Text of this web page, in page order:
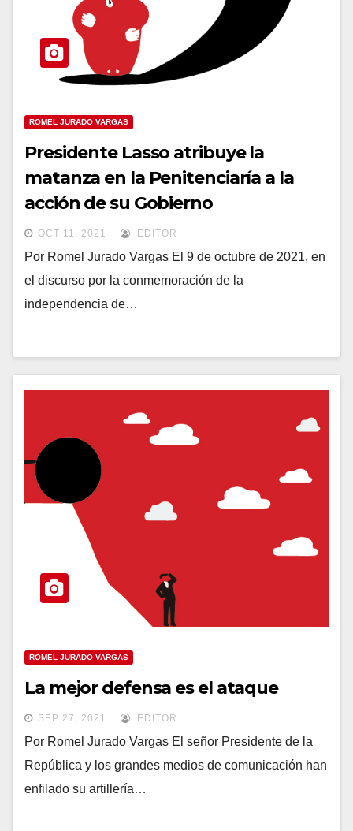
ROMEL JURADO VARGAS
Presidente Lasso atribuye la
matanza en la Penitenciaría a la
acción de su Gobierno
OCT 11, 2021 EDITOR
Por Romel Jurado Vargas El 9 de octubre de 2021, en
el discurso por la conmemoración de la
independencia de…
ROMEL JURADO VARGAS
La mejor defensa es el ataque
SEP 27, 2021 EDITOR
Por Romel Jurado Vargas El señor Presidente de la
República y los grandes medios de comunicación han
enfilado su artillería…